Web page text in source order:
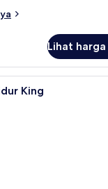
Lihat
Suite, 1
King